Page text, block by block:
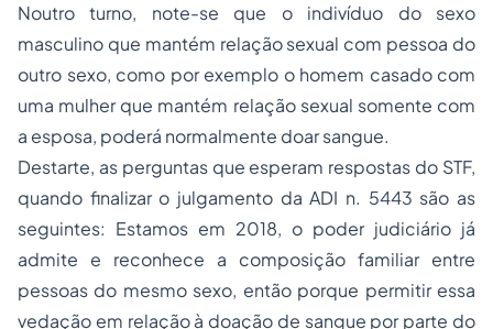
Noutro turno, note-se que o indivíduo do sexo
masculino que mantém relação sexual com pessoa do
outro sexo, como por exemplo o homem casado com
uma mulher que mantém relação sexual somente com
a esposa, poderá normalmente doar sangue.
Destarte, as perguntas que esperam respostas do STF,
quando finalizar o julgamento da ADI n. 5443 são as
seguintes: Estamos em 2018, o poder judiciário já
admite e reconhece a composição familiar entre
pessoas do mesmo sexo, então porque permitir essa
vedação em relação à doação de sangue por parte do